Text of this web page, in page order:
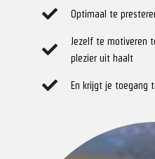
Optimaal te
Jezelf te motiveren
plezier uit haalt
En krijgt je toegang